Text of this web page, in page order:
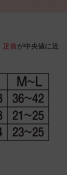
足首が中央値に近